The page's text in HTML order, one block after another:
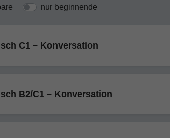
nur beginnende
C1 – Konversation
B2/C1 – Konversation